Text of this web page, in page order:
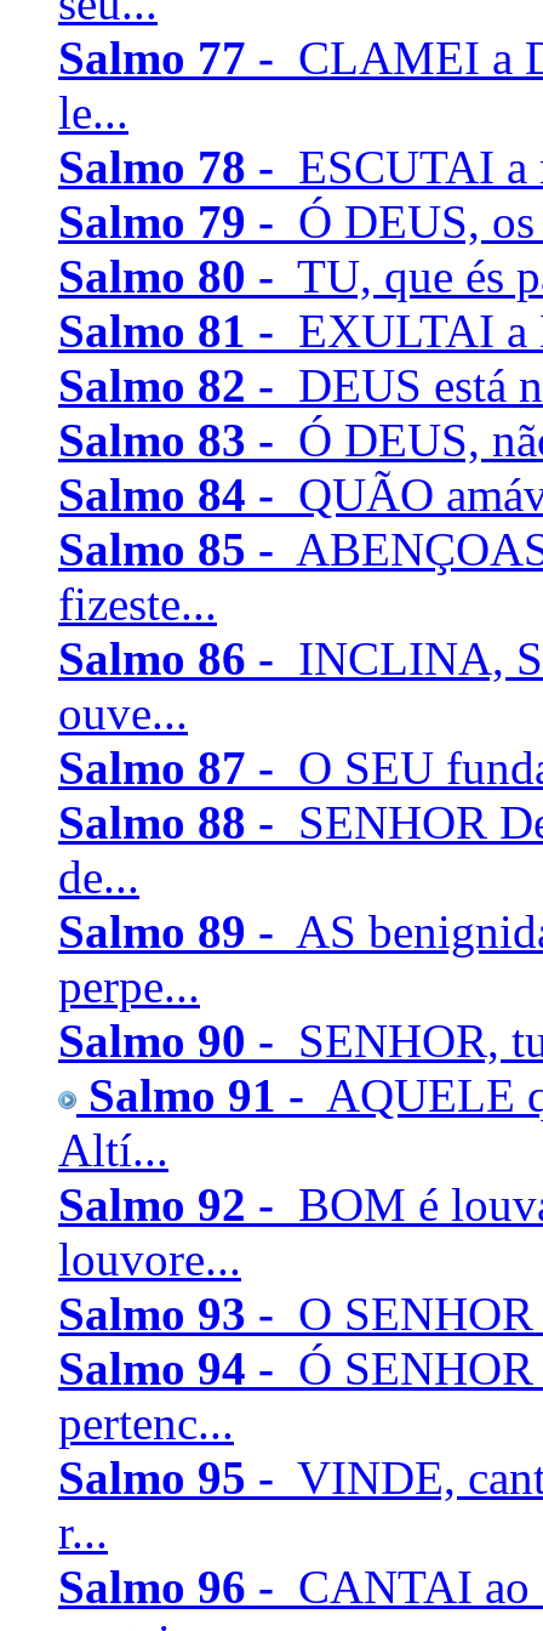
Salmo 77 - CLAMEI a
le...
Salmo 78 - ESCUTAI
Salmo 79 - Ó DEUS,
Salmo 80 - TU, que és
Salmo 81 - EXULTAI a
Salmo 82 - DEUS está
Salmo 83 - Ó DEUS,
Salmo 84 - QUÃO
Salmo 85 -
fizeste...
Salmo 86 - INCLINA,
ouve...
Salmo 87 - O SEU
Salmo 88 - SENHOR
de...
Salmo 89 - AS
perpe...
Salmo 90 - SENHOR,
Salmo 91 - AQUELE
Altí...
Salmo 92 - BOM é
louvore...
Salmo 93 - O SENHOR
Salmo 94 - Ó SENHOR
pertenc...
Salmo 95 - VINDE,
r...
Salmo 96 - CANTAI ao